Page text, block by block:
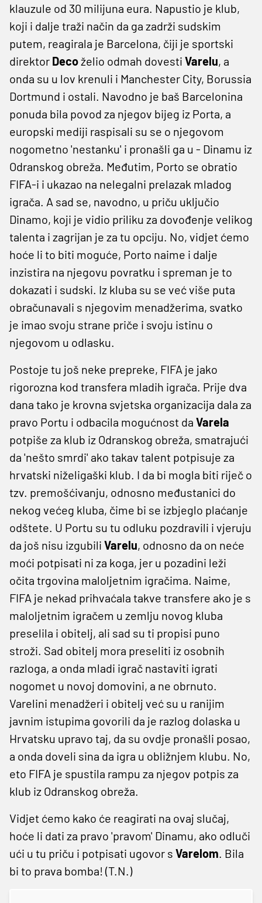
klauzule od 30 milijuna eura. Napustio je klub,
koji i dalje traži način da ga zadrži sudskim
putem, reagirala je Barcelona, čiji je sportski
direktor Decoželio odmah dovesti Varelu, a
onda su u lov krenuli i Manchester City, Borussia
Dortmund i ostali. Navodno je baš Barcelonina
ponuda bila povod za njegov bijeg iz Porta, a
europski mediji raspisali su se o njegovom
nogometno 'nestanku' i pronašli ga u - Dinamu iz
Odranskog obreža. Međutim, Porto se obratio
FIFA-i i ukazao na nelegalni prelazak mladog
igrača. A sad se, navodno, u priču uključio
Dinamo, koji je vidio priliku za dovođenje velikog
talenta i zagrijan je za tu opciju. No, vidjet ćemo
hoće li to biti moguće, Porto naime i dalje
inzistira na njegovu povratku i spreman je to
dokazati i sudski. Iz kluba su se već više puta
obračunavali s njegovim menadžerima, svatko
je imao svoju strane priče i svoju istinu o
njegovom u odlasku.
Postoje tu još neke prepreke, FIFA je jako
rigorozna kod transfera mladih igrača. Prije dva
dana tako je krovna svjetska organizacija dala za
pravo Portu i odbacila mogućnost da Varela
potpiše za klub iz Odranskog obreža, smatrajući
da 'nešto smrdi' ako takav talent potpisuje za
hrvatski niželigaški klub. I da bi mogla biti riječ o
tzv. premošćivanju, odnosno međustanici do
nekog većeg kluba, čime bi se izbjeglo plaćanje
odštete. U Portu su tu odluku pozdravili i vjeruju
da još nisu izgubili Varelu, odnosno da on neće
moći potpisati ni za koga, jer u pozadini leži
očita trgovina maloljetnim igračima. Naime,
FIFA je nekad prihvaćala takve transfere ako je s
maloljetnim igračem u zemlju novog kluba
preselila i obitelj, ali sad su ti propisi puno
stroži. Sad obitelj mora preseliti iz osobnih
razloga, a onda mladi igrač nastaviti igrati
nogomet u novoj domovini, a ne obrnuto.
Varelini menadžeri i obitelj već su u ranijim
javnim istupima govorili da je razlog dolaska u
Hrvatsku upravo taj, da su ovdje pronašli posao,
a onda doveli sina da igra u obližnjem klubu. No,
eto FIFA je spustila rampu za njegov potpis za
klub iz Odranskog obreža.
Vidjet ćemo kako će reagirati na ovaj slučaj,
hoće li dati za pravo 'pravom' Dinamu, ako odluči
ući u tu priču i potpisati ugovor s Varelom. Bila
bi to prava bomba! (T.N.)